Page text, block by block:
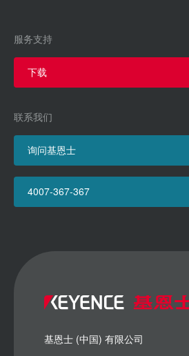
服务支持
下载
联系我们
询问基恩士
4007-367-367
基恩士 (中国) 有限公司